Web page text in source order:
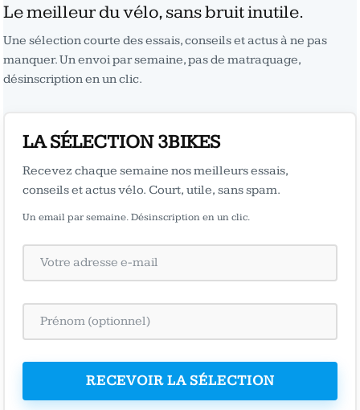
Le meilleur du vélo, sans bruit inutile.
Une sélection courte des essais, conseils et actus à ne pas
manquer. Un envoi par semaine, pas de matraquage,
désinscription en un clic.
LA SÉLECTION 3BIKES
Recevez chaque semaine nos meilleurs essais,
conseils et actus vélo. Court, utile, sans spam.
Un email par semaine. Désinscription en un clic.
RECEVOIR LA SÉLECTION